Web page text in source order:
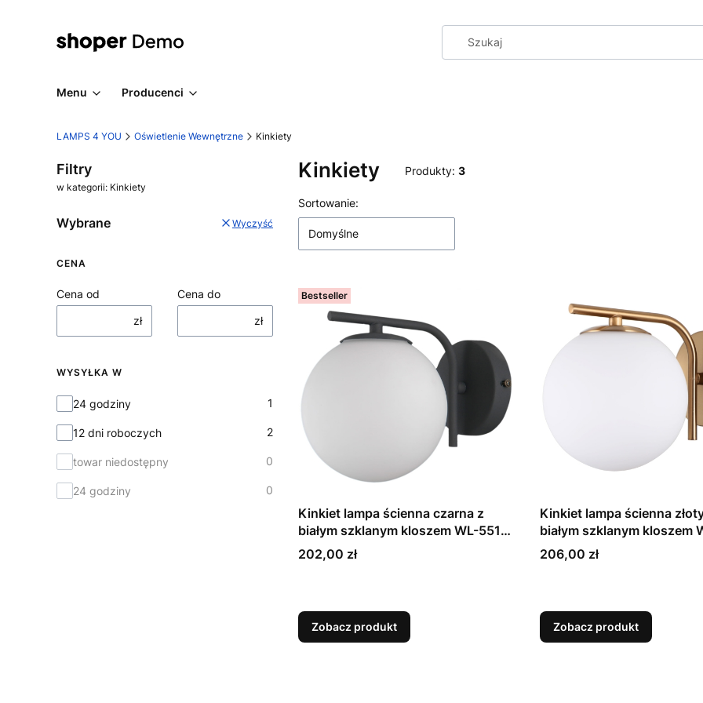
Menu Producenci
LAMPS 4 YOU Oświetlenie Wewnętrzne Kinkiety
Filtry
w kategorii: Kinkiety
Wybrane Wyczyść
CENA
Cena od
zł
Cena do
zł
WYSYŁKA W
Wysyłka w
24 godziny 1
12 dni roboczych 2
towar niedostępny 0
24 godziny 0
Kinkiety Produkty: 3
Lista produktów
Sortowanie:
Domyślne
Bestseller
Kinkiet lampa ścienna czarna z
białym szklanym kloszem WL-5510-
1-BK Italux
Cena
202,00 zł
Zobacz produkt
Kinkiet lampa ścienna
białym szklanym kloszem
1-HBR Italux
Cena
206,00 zł
Zobacz produkt